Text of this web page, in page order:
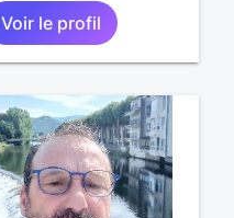
Voir le profil